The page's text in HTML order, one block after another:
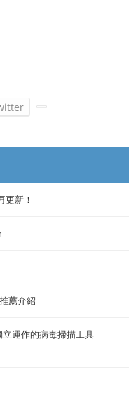
更新！
薦介紹
運作的病毒掃描工具